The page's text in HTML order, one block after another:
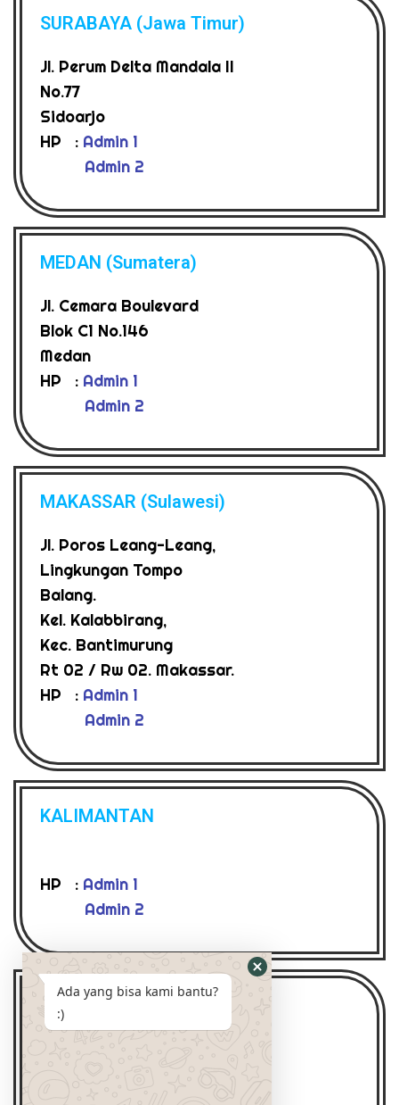
SURABAYA (Jawa Timur)
Jl. Perum Delta Mandala II
No.77
Sidoarjo
HP : Admin 1
Admin 2
MEDAN (Sumatera)
Jl. Cemara Boulevard
Blok C1 No.146
Medan
HP : Admin 1
Admin 2
MAKASSAR (Sulawesi)
Jl. Poros Leang-Leang,
Lingkungan Tompo
Balang.
Kel. Kalabbirang,
Kec. Bantimurung
Rt 02 / Rw 02. Makassar.
HP : Admin 1
Admin 2
KALIMANTAN
HP : Admin 1
Admin 2
BALI & LOMBOK
Ada yang bisa kami bantu?
:)